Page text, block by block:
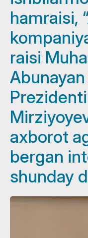
hamraisi,
raisi
axborot
bergan
shunday